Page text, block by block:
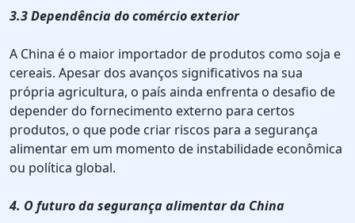
3.3 Dependência do comércio exterior
A China é o maior importador de produtos como soja e
cereais. Apesar dos avanços significativos na sua
própria agricultura, o país ainda enfrenta o desafio de
depender do fornecimento externo para certos
produtos, o que pode criar riscos para a segurança
alimentar em um momento de instabilidade econômica
ou política global.
4. O futuro da segurança alimentar da China